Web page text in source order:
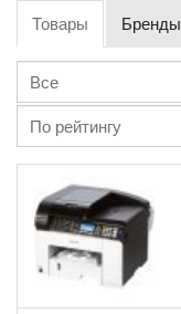
Товары Бренды